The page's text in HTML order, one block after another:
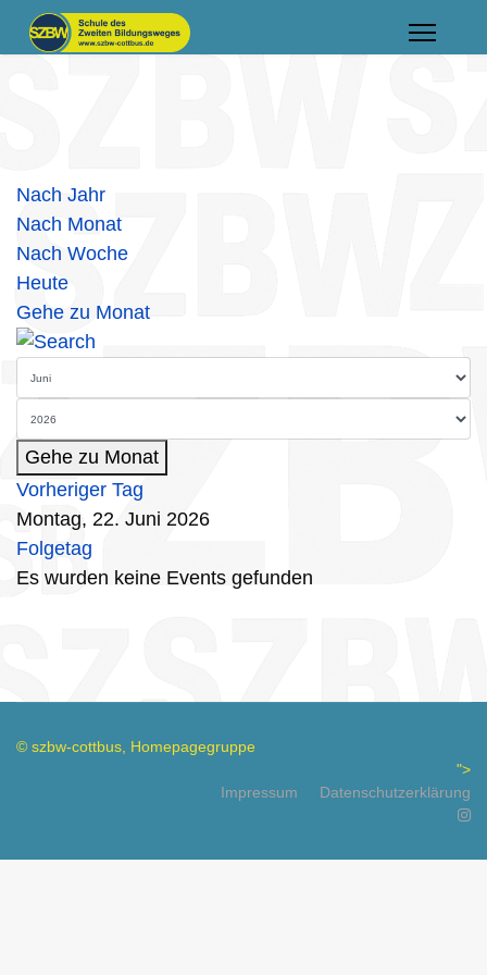
Nach Jahr
Nach Monat
Nach Woche
Heute
Gehe zu Monat
Gehe zu Monat
Vorheriger Tag
Montag, 22. Juni 2026
Folgetag
Es wurden keine Events gefunden
© szbw-cottbus, Homepagegruppe
Impressum
">
Datenschutzerklärung